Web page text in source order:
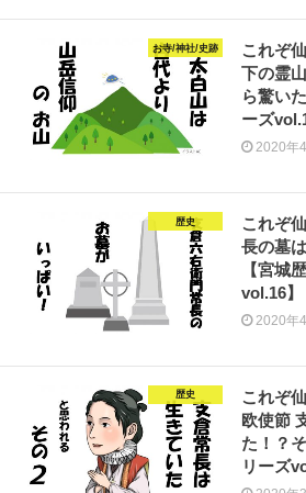
お寺/神社/史跡
これぞ
下の霊
ら驚い
ーズ
2020年
歴史
これぞ
長の墓
【宮城
vol.16】
2020年
歴史
これぞ
欧使節
た！？
リーズ